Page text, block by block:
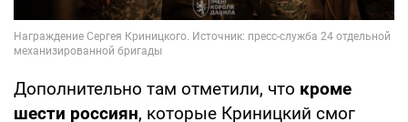
Дополнительно там отметили, что кроме
шести россиян, которые Криницкий смог